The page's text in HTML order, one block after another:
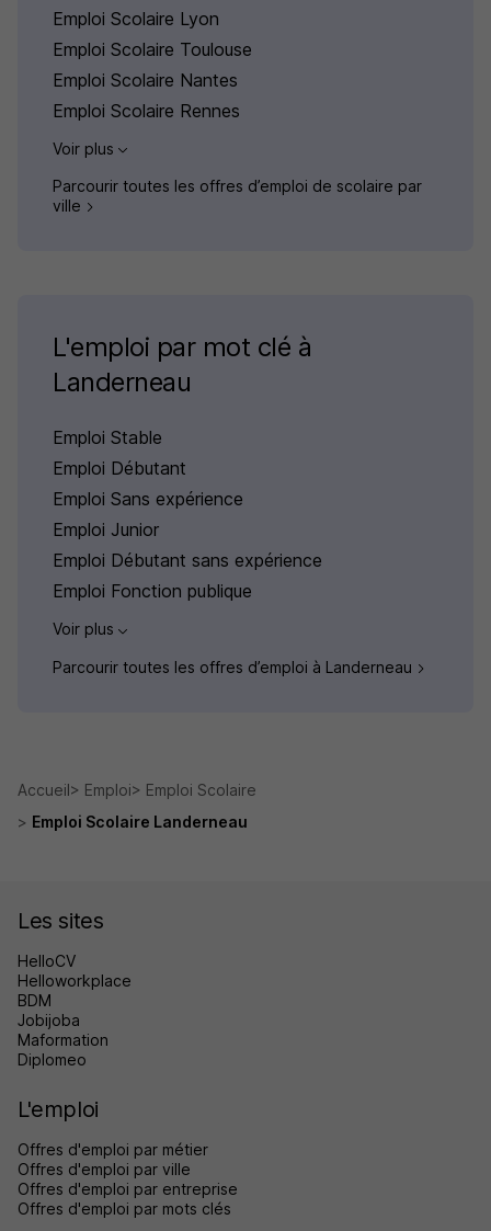
Emploi Scolaire Lyon
Emploi Scolaire Toulouse
Emploi Scolaire Nantes
Emploi Scolaire Rennes
Voir plus
Parcourir toutes les offres d’emploi de scolaire par
ville
L'emploi par mot clé à
Landerneau
Emploi Stable
Emploi Débutant
Emploi Sans expérience
Emploi Junior
Emploi Débutant sans expérience
Emploi Fonction publique
Voir plus
Parcourir toutes les offres d’emploi à Landerneau
Accueil Emploi
Emploi Scolaire
Emploi Scolaire Landerneau
Les sites
HelloCV
Helloworkplace
BDM
Jobijoba
Maformation
Diplomeo
L'emploi
Offres d'emploi par métier
Offres d'emploi par ville
Offres d'emploi par entreprise
Offres d'emploi par mots clés